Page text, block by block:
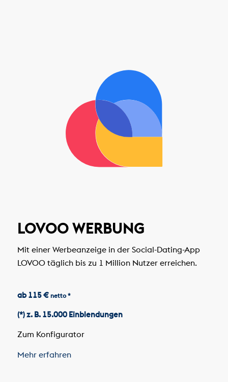
LOVOO WERBUNG
Mit einer Werbeanzeige in der Social-Dating-App
LOVOO täglich bis zu 1 Million Nutzer erreichen.
ab 115 € netto *
(*) z. B. 15.000 Einblendungen
Zum Konfigurator
Mehr erfahren